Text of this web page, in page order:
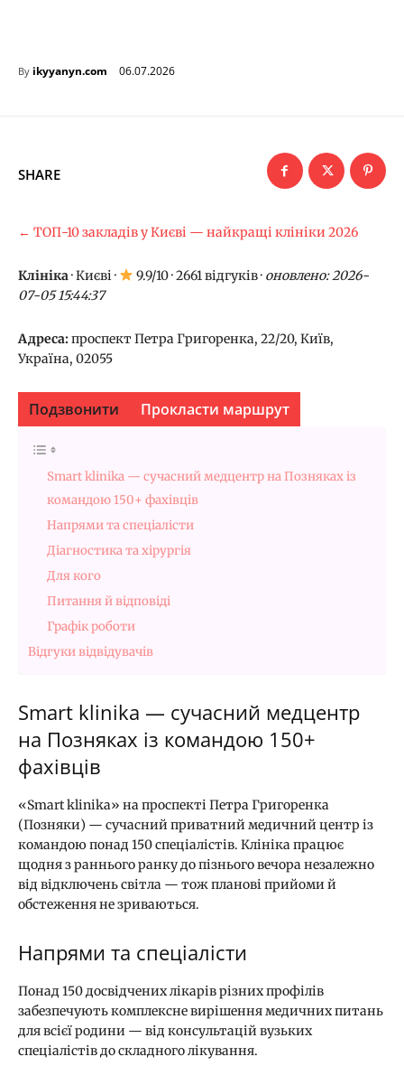
By ikyyanyn.com 06.07.2026
SHARE
← ТОП-10 закладів у Києві — найкращі клініки 2026
Клініка·Києві· 9.9/10 · 2661 відгуків · оновлено: 2026-
07-05 15:44:37
Адреса:проспект Петра Григоренка, 22/20, Київ,
Україна, 02055
Подзвонити Прокласти маршрут
Smart klinika — сучасний медцентр на Позняках із
командою 150+ фахівців
Напрями та спеціалісти
Діагностика та хірургія
Для кого
Питання й відповіді
Графік роботи
Відгуки відвідувачів
Smart klinika — сучасний медцентр
на Позняках із командою 150+
фахівців
«Smart klinika» на проспекті Петра Григоренка
(Позняки) — сучасний приватний медичний центр із
командою понад 150 спеціалістів. Клініка працює
щодня з раннього ранку до пізнього вечора незалежно
від відключень світла — тож планові прийоми й
обстеження не зриваються.
Напрями та спеціалісти
Понад 150 досвідчених лікарів різних профілів
забезпечують комплексне вирішення медичних питань
для всієї родини — від консультацій вузьких
спеціалістів до складного лікування.